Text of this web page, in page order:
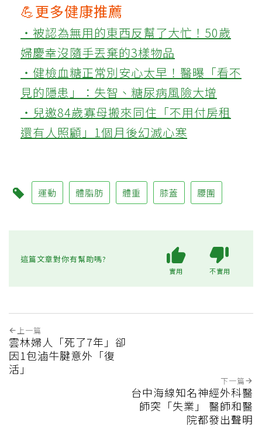
💪更多健康推薦
‧被認為無用的東西反幫了大忙！50歲
婦慶幸沒隨手丟棄的3樣物品
‧健檢血糖正常別安心太早！醫曝「看不
見的隱患」：失智、糖尿病風險大增
‧兒邀84歲寡母搬來同住「不用付房租
還有人照顧」1個月後幻滅心寒
運動 體脂肪 體重 膝蓋 腰圍
這篇文章對你有幫助嗎?
實用 不實用
上一篇
雲林婦人「死了7年」卻
因1包滷牛腱意外「復
活」
下一篇
台中海線知名神經外科醫
師突「失業」 醫師和醫
院都發出聲明